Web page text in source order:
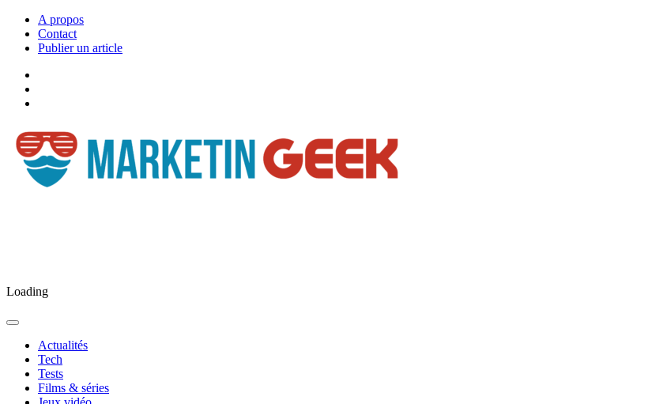
A propos
Contact
Publier un article
Loading
Actualités
Tech
Tests
Films & séries